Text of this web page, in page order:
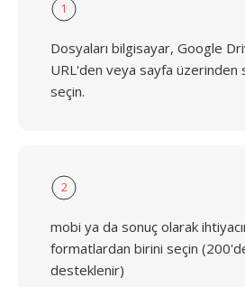
1
Dosyaları bilgisayar, Google
URL'den veya sayfa üzerinden
seçin.
2
mobi ya da sonuç olarak
formatlardan birini seçin
desteklenir)